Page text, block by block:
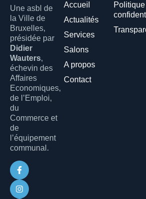
Une asbl de
la Ville de
Bruxelles,
présidée par
Didier
Wauters,
échevin des
Affaires
Economiques,
de l’Emploi,
du
Commerce et
de
l’équipement
communal.
Accueil
Actualités
Services
Salons
A propos
Contact